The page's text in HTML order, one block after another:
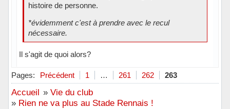
histoire de personne.
*évidemment c'est à prendre avec le recul
nécessaire.
Il s'agit de quoi alors?
Hors ligne
Pages: Précédent 1 … 261 262 263
Accueil » Vie du club
» Rien ne va plus au Stade Rennais !